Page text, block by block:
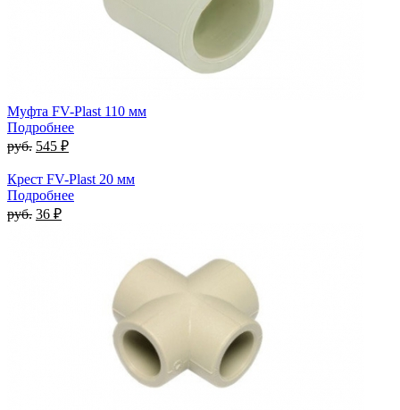
Муфта FV-Plast 110 мм
Подробнее
руб. 545 ₽
Крест FV-Plast 20 мм
Подробнее
руб. 36 ₽